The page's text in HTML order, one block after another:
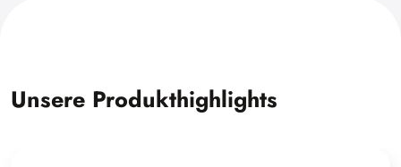
Unsere Produkthighlights